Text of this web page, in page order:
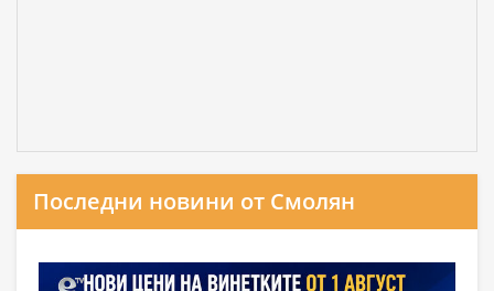
Последни новини от Смолян